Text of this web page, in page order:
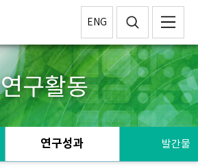
ENG
연구활동
연구성과 발간물